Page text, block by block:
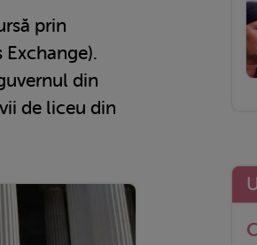
prin
Exchange).
din
de liceu din